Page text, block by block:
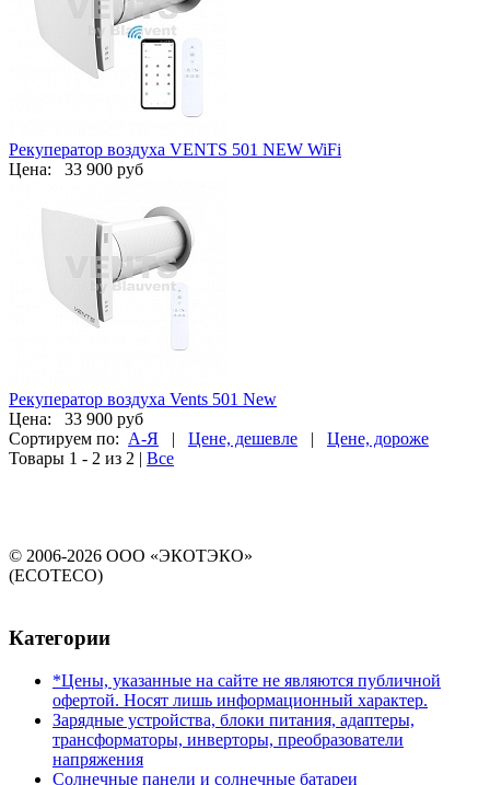
Рекуператор воздуха VENTS 501 NEW WiFi
Цена: 33 900 руб
Рекуператор воздуха Vents 501 New
Цена: 33 900 руб
Сортируем по: А-Я | Цене, дешевле | Цене, дороже
Товары 1 - 2 из 2 | Все
© 2006-2026 ООО «ЭКОТЭКО»
(ECOTECO)
Категории
*Цены, указанные на сайте не являются публичной
офертой. Носят лишь информационный характер.
Зарядные устройства, блоки питания, адаптеры,
трансформаторы, инверторы, преобразователи
напряжения
Солнечные панели и солнечные батареи